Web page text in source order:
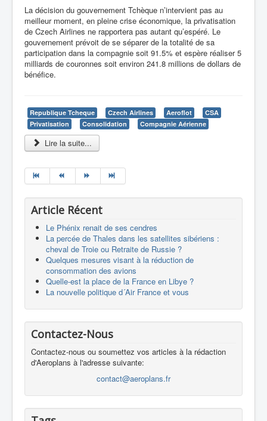
La décision du gouvernement Tchèque n’intervient pas au
meilleur moment, en pleine crise économique, la privatisation
de Czech Airlines ne rapportera pas autant qu’espéré. Le
gouvernement prévoit de se séparer de la totalité de sa
participation dans la compagnie soit 91.5% et espère réaliser 5
milliards de couronnes soit environ 241.8 millions de dollars de
bénéfice.
Republique Tcheque Czech Airlines Aeroflot
CSA
Privatisation
Consolidation Compagnie Aérienne
Lire la suite...
Article Récent
Le Phénix renait de ses cendres
La percée de Thales dans les satellites sibériens :
cheval de Troie ou Retraite de Russie ?
Quelques mesures visant à la réduction de
consommation des avions
Quelle-est la place de la France en Libye ?
La nouvelle politique d´Air France et vous
Contactez-Nous
Contactez-nous ou soumettez vos articles à la rédaction
d'Aeroplans à l'adresse suivante:
contact@aeroplans.fr